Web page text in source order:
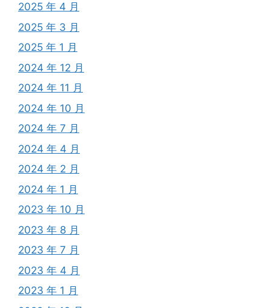
2025 年 4 月
2025 年 3 月
2025 年 1 月
2024 年 12 月
2024 年 11 月
2024 年 10 月
2024 年 7 月
2024 年 4 月
2024 年 2 月
2024 年 1 月
2023 年 10 月
2023 年 8 月
2023 年 7 月
2023 年 4 月
2023 年 1 月